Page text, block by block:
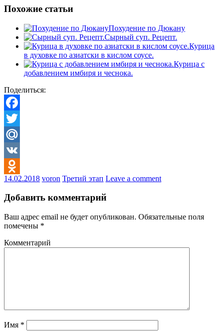
Похожие статьи
Похудение по Дюкану
Сырный суп. Рецепт.
Курица
в духовке по азиатски в кислом соусе.
Курица с
добавлением имбиря и чеснока.
Поделиться:
Facebook
Twitter
Mail.Ru
VK
Odnoklassniki
14.02.2018 voron Третий этап Leave a comment
Добавить комментарий
Ваш адрес email не будет опубликован. Обязательные поля
помечены *
Комментарий
Имя *